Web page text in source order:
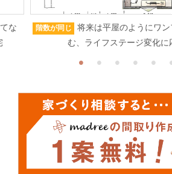
な
階数が同じ
将来は平屋のようにワ
む、ライフステージ変化に